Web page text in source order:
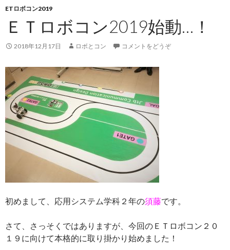
ETロボコン2019
ＥＴロボコン2019始動…！
2018年12月17日 ロボとコン コメントをどうぞ
初めまして、応用システム学科２年の須藤です。
さて、さっそくではありますが、今回のＥＴロボコン２０
１９に向けて本格的に取り掛かり始めました！